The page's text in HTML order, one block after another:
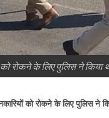
को रोकने के लिए पुलिस ने किया
को रोकने के लिए पुलिस ने